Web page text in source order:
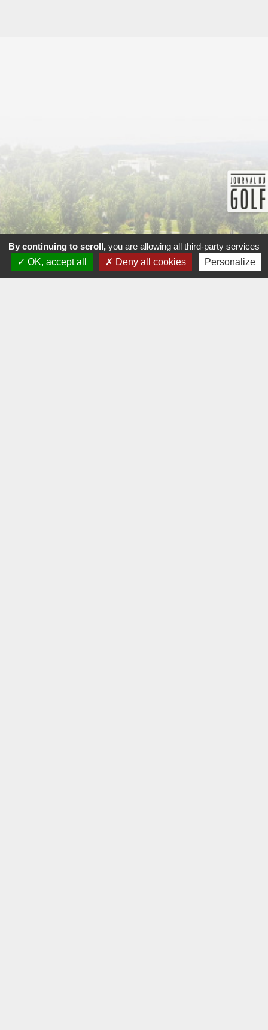
By continuing to scroll, you are allowing all third-party services
OK, accept all
Deny all cookies Personalize